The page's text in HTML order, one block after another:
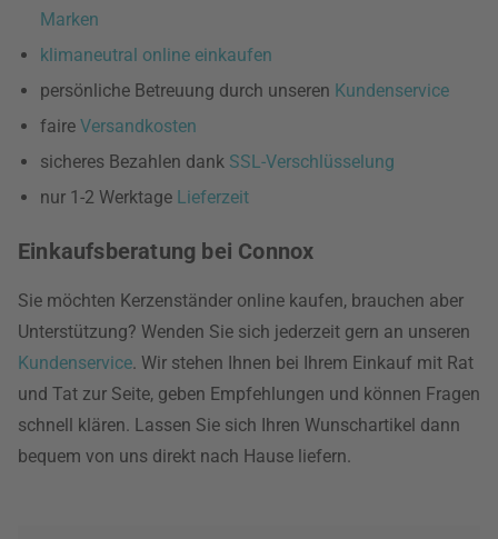
Marken
klimaneutral online einkaufen
persönliche Betreuung durch unseren Kundenservice
faire Versandkosten
sicheres Bezahlen dank SSL-Verschlüsselung
nur 1-2 Werktage Lieferzeit
Einkaufsberatung bei Connox
Sie möchten Kerzenständer online kaufen, brauchen aber
Unterstützung? Wenden Sie sich jederzeit gern an unseren
Kundenservice. Wir stehen Ihnen bei Ihrem Einkauf mit Rat
und Tat zur Seite, geben Empfehlungen und können Fragen
schnell klären. Lassen Sie sich Ihren Wunschartikel dann
bequem von uns direkt nach Hause liefern.